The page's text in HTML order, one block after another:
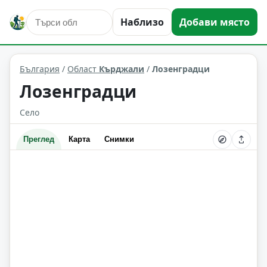
Наблизо Добави място
Лозенградци Област: Кърджали
България / Област Кърджали / Лозенградци
Лозенградци
Село
Преглед Карта Снимки